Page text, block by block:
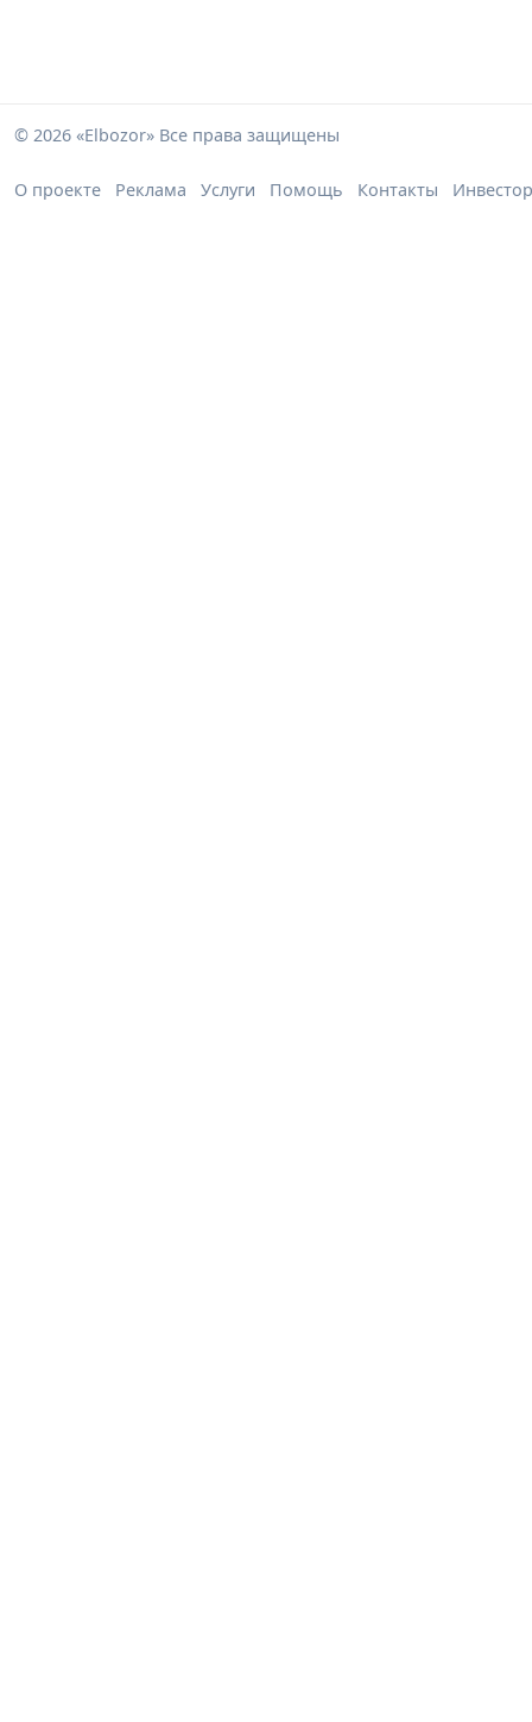
© 2026 «Elbozor» Все права защищены
О проекте Реклама Услуги Помощь Контакты